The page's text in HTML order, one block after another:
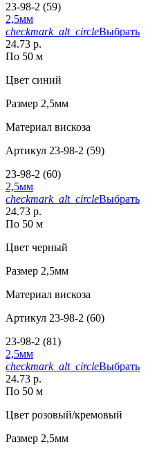
23-98-2 (59)
2,5мм
checkmark_alt_circleВыбрать
24.73 р.
По 50 м
Цвет синий
Размер 2,5мм
Материал вискоза
Артикул 23-98-2 (59)
23-98-2 (60)
2,5мм
checkmark_alt_circleВыбрать
24.73 р.
По 50 м
Цвет черный
Размер 2,5мм
Материал вискоза
Артикул 23-98-2 (60)
23-98-2 (81)
2,5мм
checkmark_alt_circleВыбрать
24.73 р.
По 50 м
Цвет розовый/кремовый
Размер 2,5мм